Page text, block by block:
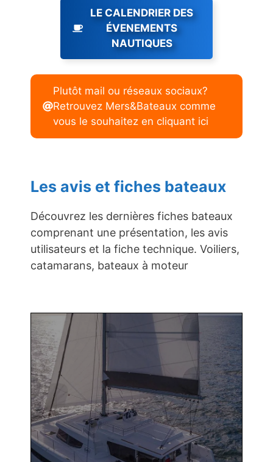
LE CALENDRIER DES
ÉVENEMENTS
NAUTIQUES
Plutôt mail ou réseaux sociaux?
Retrouvez Mers&Bateaux comme
vous le souhaitez en cliquant ici
Les avis et fiches bateaux
Découvrez les dernières fiches bateaux
comprenant une présentation, les avis
utilisateurs et la fiche technique. Voiliers,
catamarans, bateaux à moteur